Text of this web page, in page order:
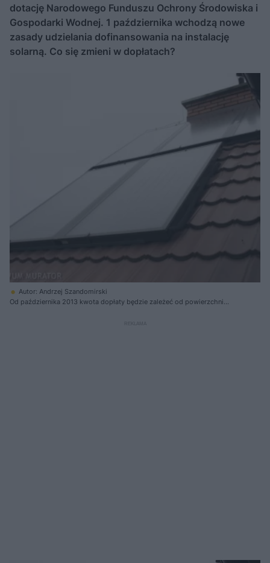
dotację Narodowego Funduszu Ochrony Środowiska i
Gospodarki Wodnej. 1 października wchodzą nowe
zasady udzielania dofinansowania na instalację
solarną. Co się zmieni w dopłatach?
Autor: Andrzej Szandomirski
Od października 2013 kwota dopłaty będzie zależeć od powierzchni